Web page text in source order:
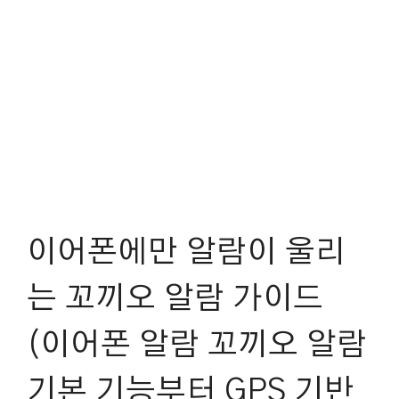
이어폰에만 알람이 울리
는 꼬끼오 알람 가이드
(이어폰 알람 꼬끼오 알람
기본 기능부터 GPS 기반